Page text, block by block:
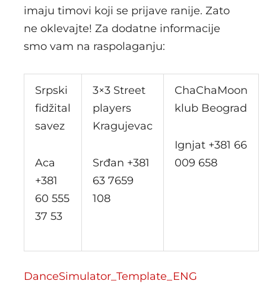
imaju timovi koji se prijave ranije. Zato
ne oklevajte! Za dodatne informacije
smo vam na raspolaganju:
Srpski
fidžital
savez
Aca
+381
60 555
37 53
3×3 Street
players
Kragujevac
Srđan +381
63 7659
108
ChaChaMoon
klub Beograd
Ignjat +381 66
009 658
DanceSimulator_Template_ENG